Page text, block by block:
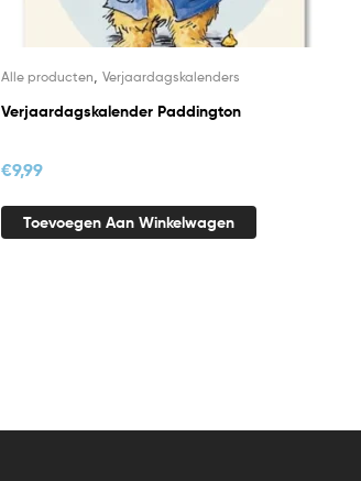
Alle producten Verjaardagskalenders
Verjaardagskalender Paddington
€9,99
Toevoegen Aan Winkelwagen